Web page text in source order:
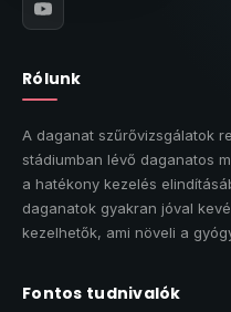
Rólunk
A daganat szűrővizsgálatok
stádiumban lévő daganatos
a hatékony kezelés
daganatok gyakran jóval
kezelhetők, ami növeli a
Fontos tudnivalók